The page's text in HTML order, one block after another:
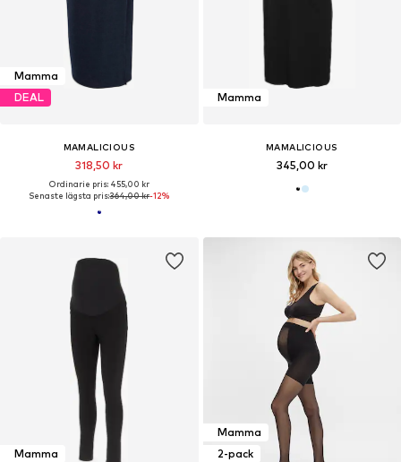
Mamma
DEAL
MAMALICIOUS
318,50 kr
Ordinarie pris: 455,00 kr
Senaste lägsta pris:364,00 kr-12%
Mamma
MAMALICIOUS
345,00 kr
Mamma
Mamma
2-pack